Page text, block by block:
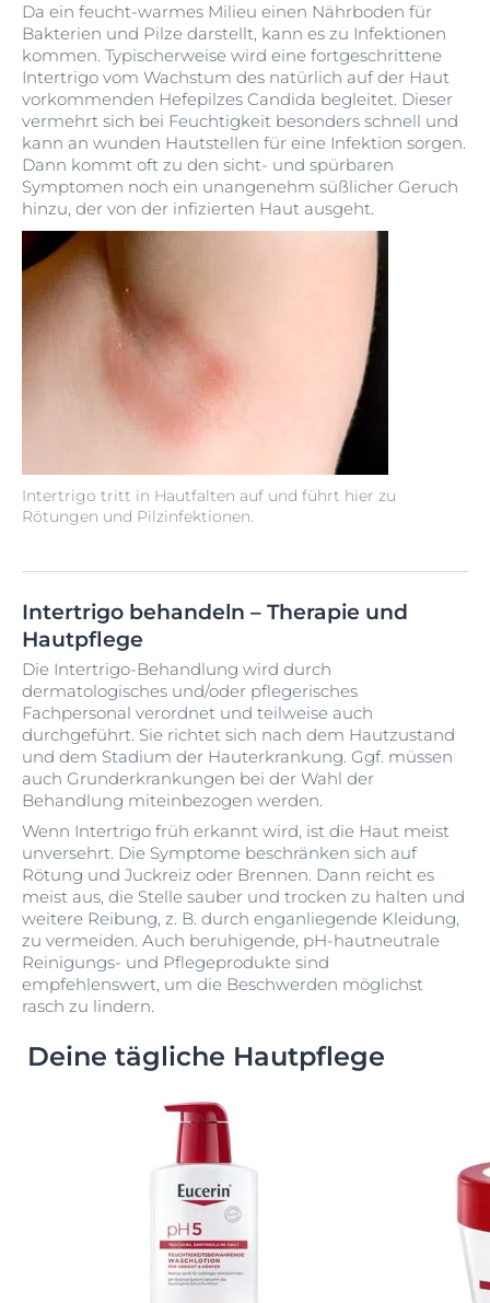
Intertrigo tritt in Hautfalten auf und führt hier zu
Rötungen und Pilzinfektionen.
Da ein feucht-warmes Milieu einen Nährboden für
Bakterien und Pilze darstellt, kann es zu Infektionen
kommen. Typischerweise wird eine fortgeschrittene
Intertrigo vom Wachstum des natürlich auf der Haut
vorkommenden Hefepilzes Candida begleitet. Dieser
vermehrt sich bei Feuchtigkeit besonders schnell und
kann an wunden Hautstellen für eine Infektion sorgen.
Dann kommt oft zu den sicht- und spürbaren
Symptomen noch ein unangenehm süßlicher Geruch
hinzu, der von der infizierten Haut ausgeht.
Intertrigo behandeln – Therapie und
Hautpflege
Die Intertrigo-Behandlung wird durch
dermatologisches und/oder pflegerisches
Fachpersonal verordnet und teilweise auch
durchgeführt. Sie richtet sich nach dem Hautzustand
und dem Stadium der Hauterkrankung. Ggf. müssen
auch Grunderkrankungen bei der Wahl der
Behandlung miteinbezogen werden.
Wenn Intertrigo früh erkannt wird, ist die Haut meist
unversehrt. Die Symptome beschränken sich auf
Rötung und Juckreiz oder Brennen. Dann reicht es
meist aus, die Stelle sauber und trocken zu halten und
weitere Reibung, z. B. durch enganliegende Kleidung,
zu vermeiden. Auch beruhigende, pH-hautneutrale
Reinigungs- und Pflegeprodukte sind
empfehlenswert, um die Beschwerden möglichst
rasch zu lindern.
Deine tägliche Hautpflege